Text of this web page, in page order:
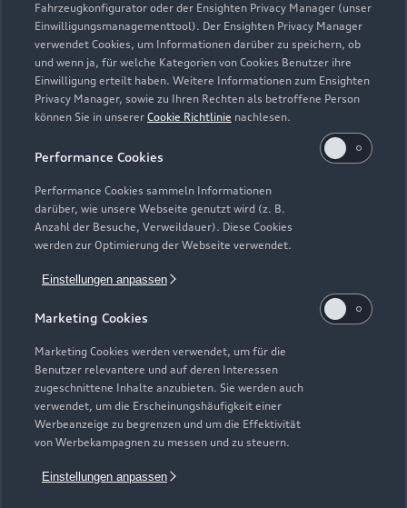
Fahrzeugkonfigurator oder der Ensighten Privacy Manager (unser
Einwilligungsmanagementtool). Der Ensighten Privacy Manager
verwendet Cookies, um Informationen darüber zu speichern, ob
und wenn ja, für welche Kategorien von Cookies Benutzer ihre
Einwilligung erteilt haben. Weitere Informationen zum Ensighten
Privacy Manager, sowie zu Ihren Rechten als betroffene Person
können Sie in unserer Cookie Richtlinie nachlesen.
Performance Cookies
Performance Cookies sammeln Informationen
darüber, wie unsere Webseite genutzt wird (z. B.
Anzahl der Besuche, Verweildauer). Diese Cookies
werden zur Optimierung der Webseite verwendet.
Einstellungen anpassen
Marketing Cookies
Marketing Cookies werden verwendet, um für die
Benutzer relevantere und auf deren Interessen
zugeschnittene Inhalte anzubieten. Sie werden auch
verwendet, um die Erscheinungshäufigkeit einer
Werbeanzeige zu begrenzen und um die Effektivität
von Werbekampagnen zu messen und zu steuern.
Einstellungen anpassen
Zurück nach oben
Modelle
Elektromodelle
Plug-in-Hybride
Neuwagensuche
Gebrauchtwagensuche
Geschäftskunden
Service & Zubehör
Saisonale Angebote
Audi Services
Garantie
Audi digital services
myAudi
Support
Audi Code
Häufige Fragen (FAQ)
Audi Online Beratung
Online-Terminvereinbarung
Über Audi
Unternehmen
Karriere
Investor Relations
© 2026 AUDI AG. Alle Rechte vorbehalten
Impressum Rechtliches